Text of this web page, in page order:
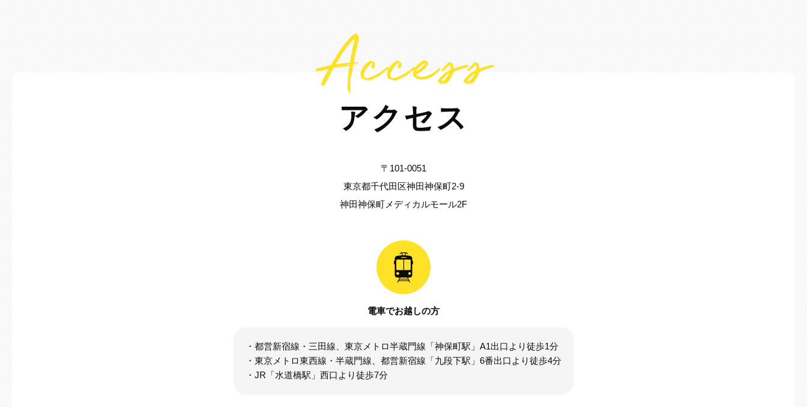
Access
アクセス
〒101-0051
東京都千代田区神田神保町2-9
神田神保町メディカルモール2F
電車でお越しの方
・都営新宿線・三田線、東京メトロ半蔵門線「神保町駅」A1出口より徒歩1分
・東京メトロ東西線・半蔵門線、都営新宿線「九段下駅」6番出口より徒歩4分
・JR「水道橋駅」西口より徒歩7分